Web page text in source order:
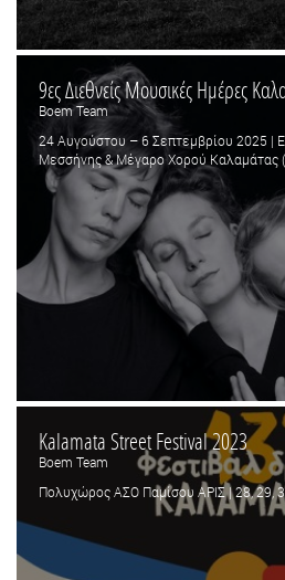
9ες Διεθνείς Μουσικές Ημέρες
Boem Team
24 Αυγούστου – 6 Σεπτεμβρίου 2025 |
Μεσσήνης & Μέγαρο Χορού Καλαμάτας
Kalamata Street Festival 2023
Boem Team
Πολυχώρος ΑΣΟ Παμίσου ΑΡΙΣ | 28, 29,